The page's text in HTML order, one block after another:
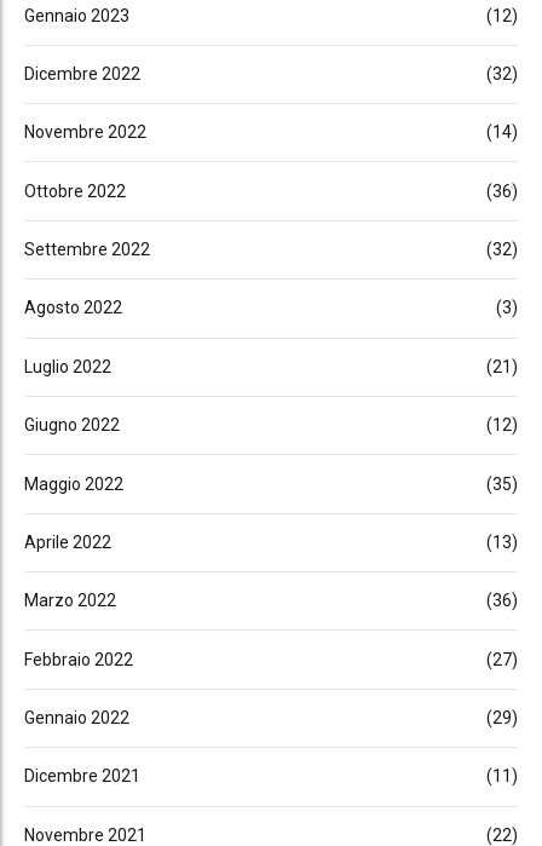
Gennaio 2023 (12)
Dicembre 2022 (32)
Novembre 2022 (14)
Ottobre 2022 (36)
Settembre 2022 (32)
Agosto 2022 (3)
Luglio 2022 (21)
Giugno 2022 (12)
Maggio 2022 (35)
Aprile 2022 (13)
Marzo 2022 (36)
Febbraio 2022 (27)
Gennaio 2022 (29)
Dicembre 2021 (11)
Novembre 2021 (22)